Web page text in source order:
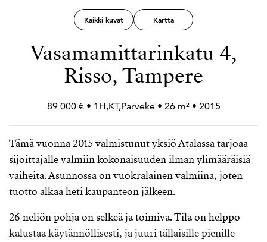
Kaikki kuvat Kartta
Vasamamittarinkatu 4,
Risso, Tampere
89 000 € • 1H,KT,Parveke • 26 m² • 2015
Tämä vuonna 2015 valmistunut yksiö Atalassa tarjoaa
sijoittajalle valmiin kokonaisuuden ilman ylimääräisiä
vaiheita. Asunnossa on vuokralainen valmiina, joten
tuotto alkaa heti kaupanteon jälkeen.
26 neliön pohja on selkeä ja toimiva. Tila on helppo
kalustaa käytännöllisesti, ja juuri tällaisille pienille